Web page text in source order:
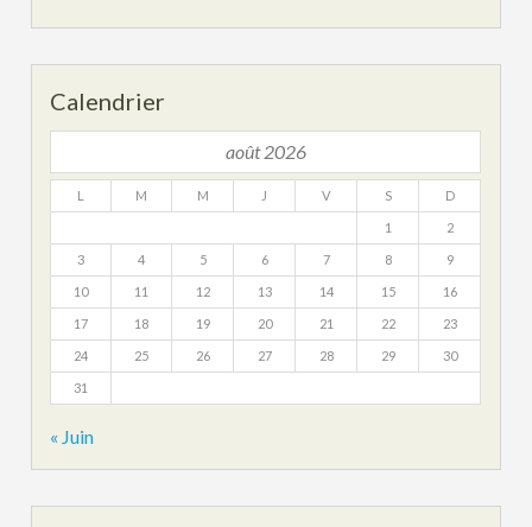
Calendrier
août 2026
L M M J V S D
1 2
3 4 5 6 7 8 9
10 11 12 13 14 15 16
17 18 19 20 21 22 23
24 25 26 27 28 29 30
31
« Juin